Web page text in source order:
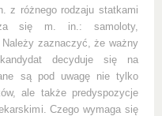
z różnego rodzaju statkami
się m. in.: samoloty,
Należy zaznaczyć, że ważny
decyduje się na
są pod uwagę nie tylko
ale także predyspozycje
Czego wymaga się